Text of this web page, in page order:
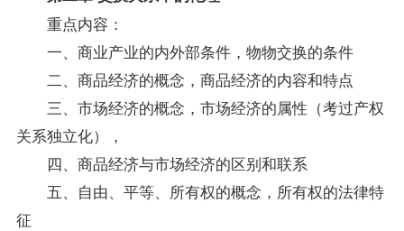
重点内容：
一、商业产业的内外部条件，物物交换的条件
二、商品经济的概念，商品经济的内容和特点
三、市场经济的概念，市场经济的属性（考过产权
关系独立化），
四、商品经济与市场经济的区别和联系
五、自由、平等、所有权的概念，所有权的法律特
征